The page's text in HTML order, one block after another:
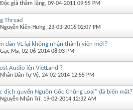
Độc giả thầm lặng, 09-04-2011 09:55 PM
Thread
Nguyễn Kiến-Hưng, 23-03-2016 02:07 PM
đàn VL lại không nhận thành viên mới?
Gạc Ma, 02-06-2014 08:03 PM
Audio lên VietLand ?
Nhân Dân Tự Vệ, 24-02-2014 12:55 PM
dịch quyển Nguồn Gốc Chủng Loại" đã biến mất?
Nguyễn Nhân Trí, 19-02-2014 12:32 AM